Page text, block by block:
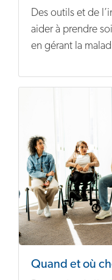
Des outils et de
aider à prendre
en gérant la
Quand et où